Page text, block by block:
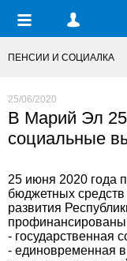
ПЕНСИИ И СОЦИАЛКА
25/06/2020
В Марий Эл
социальные
25 июня 2020 года
бюджетных
развития
- государственная
- единовременная